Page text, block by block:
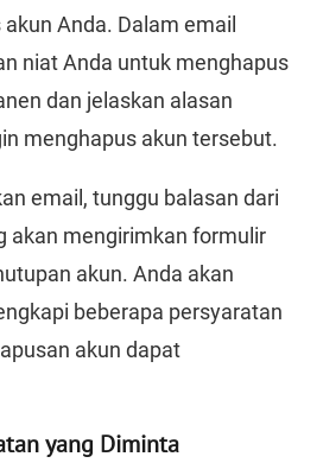
Anda. Dalam email
niat Anda untuk menghapus
dan jelaskan alasan
menghapus akun tersebut.
email, tunggu balasan dari
akan mengirimkan formulir
akun. Anda akan
beberapa persyaratan
akun dapat
yang Diminta